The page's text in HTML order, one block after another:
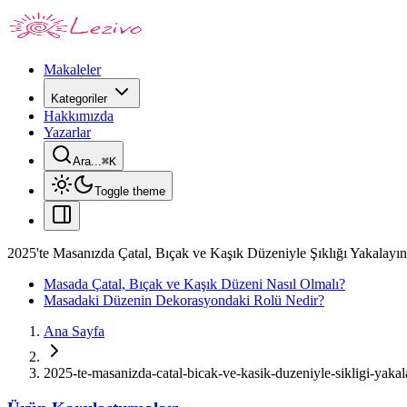
Makaleler
Kategoriler
Hakkımızda
Yazarlar
Ara...⌘K
Toggle theme
2025'te Masanızda Çatal, Bıçak ve Kaşık Düzeniyle Şıklığı Yakalayın
Masada Çatal, Bıçak ve Kaşık Düzeni Nasıl Olmalı?
Masadaki Düzenin Dekorasyondaki Rolü Nedir?
Ana Sayfa
2025-te-masanizda-catal-bicak-ve-kasik-duzeniyle-sikligi-